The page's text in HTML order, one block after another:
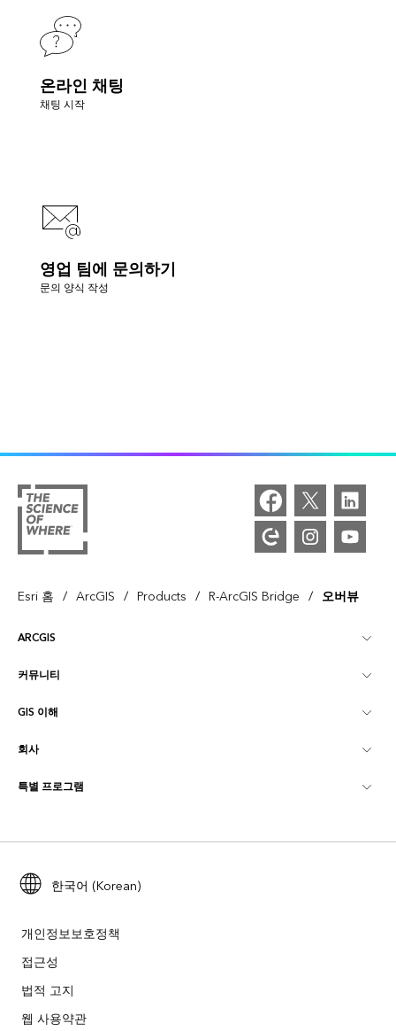
온라인 채팅
채팅 시작
영업 팀에 문의하기
문의 양식 작성
Esri 홈 / ArcGIS / Products / R-ArcGIS Bridge / 오버뷰
ARCGIS
ArcGIS Overview
매핑
ArcGIS Online
Developer Technology
ArcGIS Location Platform
ArcGIS Architecture Center
커뮤니티
Esri 커뮤니티
ArcGIS Blog
사용자 리서치 및 테스트
Esri Young Professionals Network
이벤트
GIS 이해
GIS란?
로케이션 인텔리전스
교육
ArcUser
ArcWatch
회사
Esri 정보
채용
파트너
기업윤리강령
특별 프로그램
ArcGIS for Student Use
재난 대응
교육
한국어 (Korean)
개인정보보호정책
접근성
법적 고지
웹 사용약관